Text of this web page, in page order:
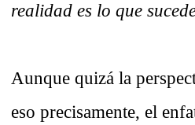
realidad es lo que
Aunque quizá la
eso precisamente, el